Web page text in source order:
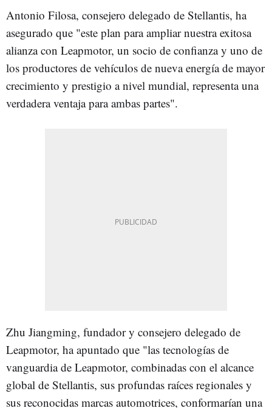
Antonio Filosa, consejero delegado de Stellantis, ha
asegurado que "este plan para ampliar nuestra exitosa
alianza con Leapmotor, un socio de confianza y uno de
los productores de vehículos de nueva energía de mayor
crecimiento y prestigio a nivel mundial, representa una
verdadera ventaja para ambas partes".
Zhu Jiangming, fundador y consejero delegado de
Leapmotor, ha apuntado que "las tecnologías de
vanguardia de Leapmotor, combinadas con el alcance
global de Stellantis, sus profundas raíces regionales y
sus reconocidas marcas automotrices, conformarían una